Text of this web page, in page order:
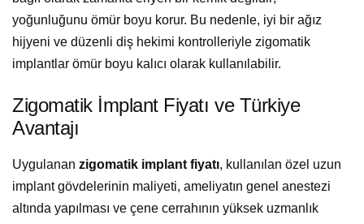
yoğunluğunu ömür boyu korur. Bu nedenle, iyi bir ağız
hijyeni ve düzenli diş hekimi kontrolleriyle zigomatik
implantlar ömür boyu kalıcı olarak kullanılabilir.
Zigomatik İmplant Fiyatı ve Türkiye
Avantajı
Uygulanan zigomatik implant fiyatı, kullanılan özel uzun
implant gövdelerinin maliyeti, ameliyatın genel anestezi
altında yapılması ve çene cerrahının yüksek uzmanlık